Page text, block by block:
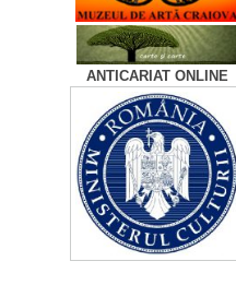
ANTICARIAT ONLINE